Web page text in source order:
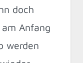
doch
Anfang
werden